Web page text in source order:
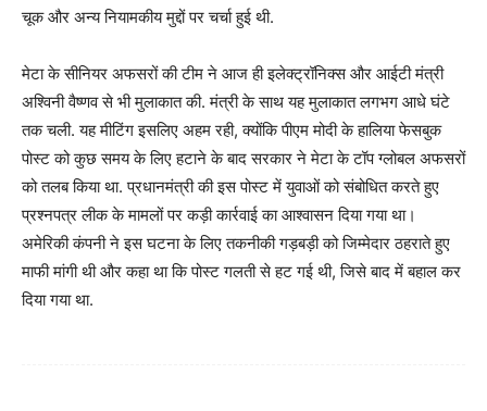
चूक और अन्य नियामकीय मुद्दों पर चर्चा हुई थी.
मेटा के सीनियर अफसरों की टीम ने आज ही इलेक्ट्रॉनिक्स और आईटी मंत्री
अश्विनी वैष्णव से भी मुलाकात की. मंत्री के साथ यह मुलाकात लगभग आधे घंटे
तक चली. यह मीटिंग इसलिए अहम रही, क्योंकि पीएम मोदी के हालिया फेसबुक
पोस्ट को कुछ समय के लिए हटाने के बाद सरकार ने मेटा के टॉप ग्लोबल अफसरों
को तलब किया था. प्रधानमंत्री की इस पोस्ट में युवाओं को संबोधित करते हुए
प्रश्नपत्र लीक के मामलों पर कड़ी कार्रवाई का आश्वासन दिया गया था।
अमेरिकी कंपनी ने इस घटना के लिए तकनीकी गड़बड़ी को जिम्मेदार ठहराते हुए
माफी मांगी थी और कहा था कि पोस्ट गलती से हट गई थी, जिसे बाद में बहाल कर
दिया गया था.